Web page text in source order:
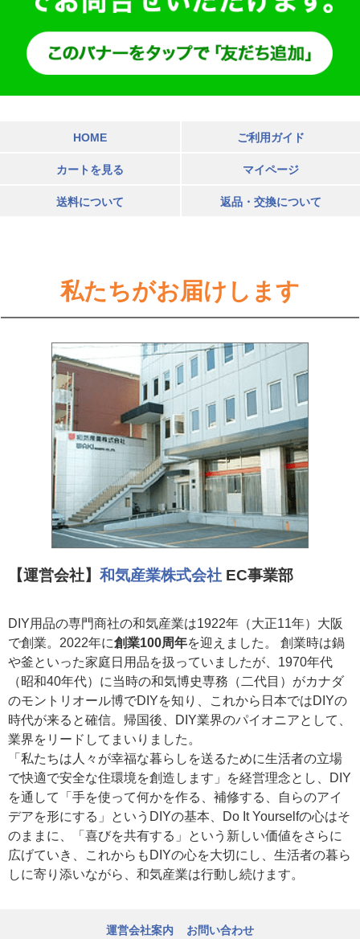
HOME ご利用ガイド
カートを見る マイページ
送料について 返品・交換について
私たちがお届けします
【運営会社】 和気産業株式会社 EC事業部
DIY用品の専門商社の和気産業は1922年（大正11年）大阪
で創業。2022年に創業100周年を迎えました。 創業時は鍋
や釜といった家庭日用品を扱っていましたが、1970年代
（昭和40年代）に当時の和気博史専務（二代目）がカナダ
のモントリオール博でDIYを知り、これから日本ではDIYの
時代が来ると確信。帰国後、DIY業界のパイオニアとして、
業界をリードしてまいりました。
「私たちは人々が幸福な暮らしを送るために生活者の立場
で快適で安全な住環境を創造します」を経営理念とし、DIY
を通して「手を使って何かを作る、補修する、自らのアイ
デアを形にする」というDIYの基本、Do It Yourselfの心はそ
のままに、「喜びを共有する」という新しい価値をさらに
広げていき、これからもDIYの心を大切にし、生活者の暮ら
しに寄り添いながら、和気産業は行動し続けます。
運営会社案内 お問い合わせ